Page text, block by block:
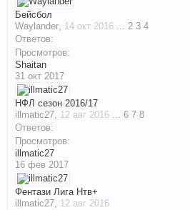
Бейсбол
Waylander, 14 окт 2016 ... 2 3 4
Ответов:
Просмотров:
Shaitan
31 окт 2017
НФЛ сезон 2016/17
illmatic27, 12 авг 2016 ... 6 7 8
Ответов:
Просмотров:
illmatic27
16 фев 2017
Фентази Лига Нтв+
illmatic27, 12 авг 2016